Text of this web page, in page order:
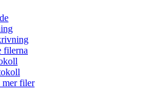
filerna
filer